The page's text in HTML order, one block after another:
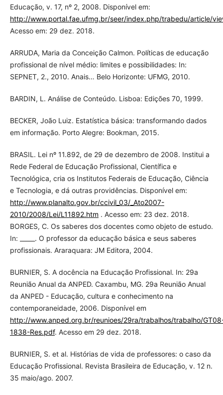
Educação, v. 17, nº 2, 2008. Disponível em:
http://www.portal.fae.ufmg.br/seer/index.php/trabedu/article/
Acesso em: 29 dez. 2018.
ARRUDA, Maria da Conceição Calmon. Políticas de educação
profissional de nível médio: limites e possibilidades: In:
SEPNET, 2., 2010. Anais… Belo Horizonte: UFMG, 2010.
BARDIN, L. Análise de Conteúdo. Lisboa: Edições 70, 1999.
BECKER, João Luiz. Estatística básica: transformando dados
em informação. Porto Alegre: Bookman, 2015.
BRASIL. Lei nº 11.892, de 29 de dezembro de 2008. Institui a
Rede Federal de Educação Profissional, Científica e
Tecnológica, cria os Institutos Federais de Educação, Ciência
e Tecnologia, e dá outras providências. Disponível em:
http://www.planalto.gov.br/ccivil_03/_Ato2007-
2010/2008/Lei/L11892.htm . Acesso em: 23 dez. 2018.
BORGES, C. Os saberes dos docentes como objeto de estudo.
In: _____. O professor da educação básica e seus saberes
profissionais. Araraquara: JM Editora, 2004.
BURNIER, S. A docência na Educação Profissional. In: 29a
Reunião Anual da ANPED. Caxambu, MG. 29a Reunião Anual
da ANPED - Educação, cultura e conhecimento na
contemporaneidade, 2006. Disponível em
http://www.anped.org.br/reunioes/29ra/trabalhos/trabalho/
1838-Res.pdf. Acesso em 29 dez. 2018.
BURNIER, S. et al. Histórias de vida de professores: o caso da
Educação Profissional. Revista Brasileira de Educação, v. 12 n.
35 maio/ago. 2007.